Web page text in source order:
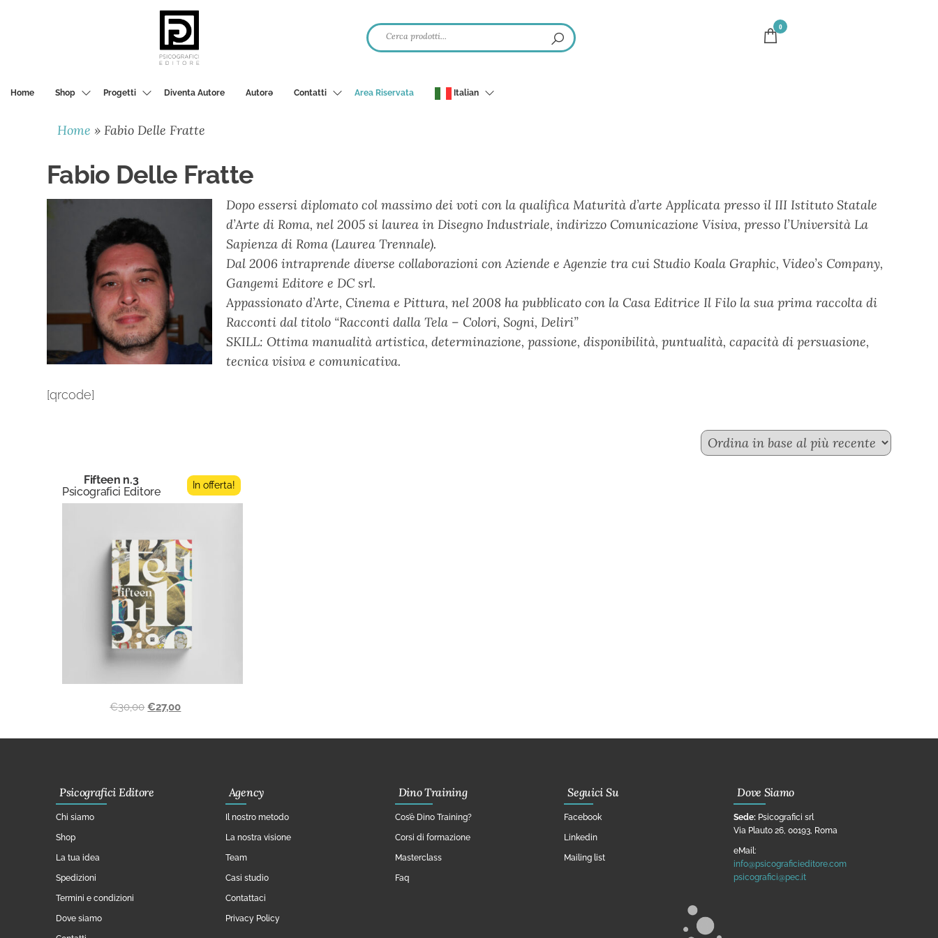
0
Home Shop Progetti Diventa Autore Autorә Contatti Area Riservata Italian
Home »Fabio Delle Fratte
Fabio Delle Fratte
Dopo essersi diplomato col massimo dei voti con la qualifica Maturità d’arte Applicata presso il III Istituto Statale
d’Arte di Roma, nel 2005 si laurea in Disegno Industriale, indirizzo Comunicazione Visiva, presso l’Università La
Sapienza di Roma (Laurea Trennale).
Dal 2006 intraprende diverse collaborazioni con Aziende e Agenzie tra cui Studio Koala Graphic, Video’s Company,
Gangemi Editore e DC srl.
Appassionato d’Arte, Cinema e Pittura, nel 2008 ha pubblicato con la Casa Editrice Il Filo la sua prima raccolta di
Racconti dal titolo “Racconti dalla Tela – Colori, Sogni, Deliri”
SKILL: Ottima manualità artistica, determinazione, passione, disponibilità, puntualità, capacità di persuasione,
tecnica visiva e comunicativa.
[qrcode]
Fifteen n.3
Psicografici Editore
In offerta!
€30,00 €27,00
Psicografici Editore
Chi siamo
Shop
La tua idea
Spedizioni
Termini e condizioni
Dove siamo
Agency
Il nostro metodo
La nostra visione
Team
Casi studio
Contattaci
Privacy Policy
Dino Training
Cos’è Dino Training?
Corsi di formazione
Masterclass
Faq
Seguici Su
Facebook
Linkedin
Mailing list
Dove Siamo
Sede: Psicografici srl
Via Plauto 26, 00193, Roma
eMail:
info@psicograficieditore.com
psicografici@pec.it